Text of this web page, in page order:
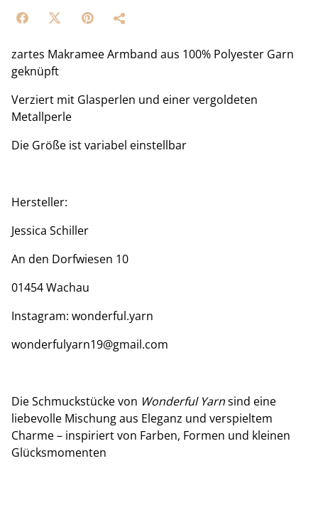
zartes Makramee Armband aus 100% Polyester Garn
geknüpft
Verziert mit Glasperlen und einer vergoldeten
Metallperle
Die Größe ist variabel einstellbar
Hersteller:
Jessica Schiller
An den Dorfwiesen 10
01454 Wachau
Instagram: wonderful.yarn
wonderfulyarn19@gmail.com
Die Schmuckstücke von Wonderful Yarnsind eine
liebevolle Mischung aus Eleganz und verspieltem
Charme – inspiriert von Farben, Formen und kleinen
Glücksmomenten